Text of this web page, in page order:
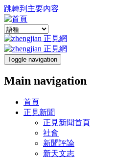
跳轉到主要內容
Toggle navigation
Main navigation
首頁
正見新聞
正見新聞首頁
社會
新聞評論
新天文志